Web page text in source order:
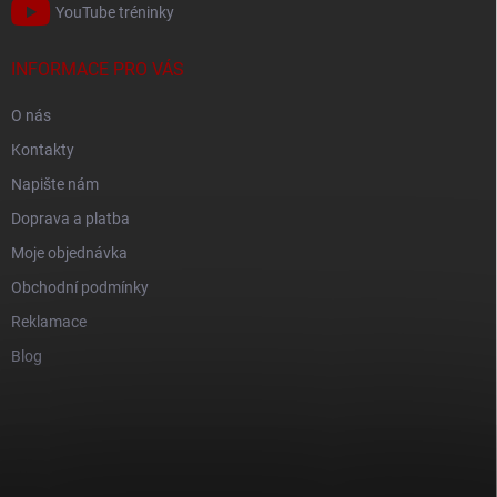
YouTube tréninky
INFORMACE PRO VÁS
O nás
Kontakty
Napište nám
Doprava a platba
Moje objednávka
Obchodní podmínky
Reklamace
Blog